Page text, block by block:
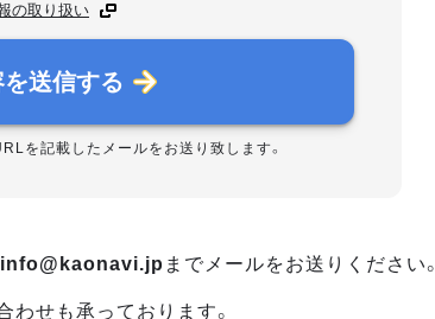
の取り扱い
送信する
を記載したメールをお送り致します。
info@kaonavi.jp までメールをお送りください。
わせも承っております。